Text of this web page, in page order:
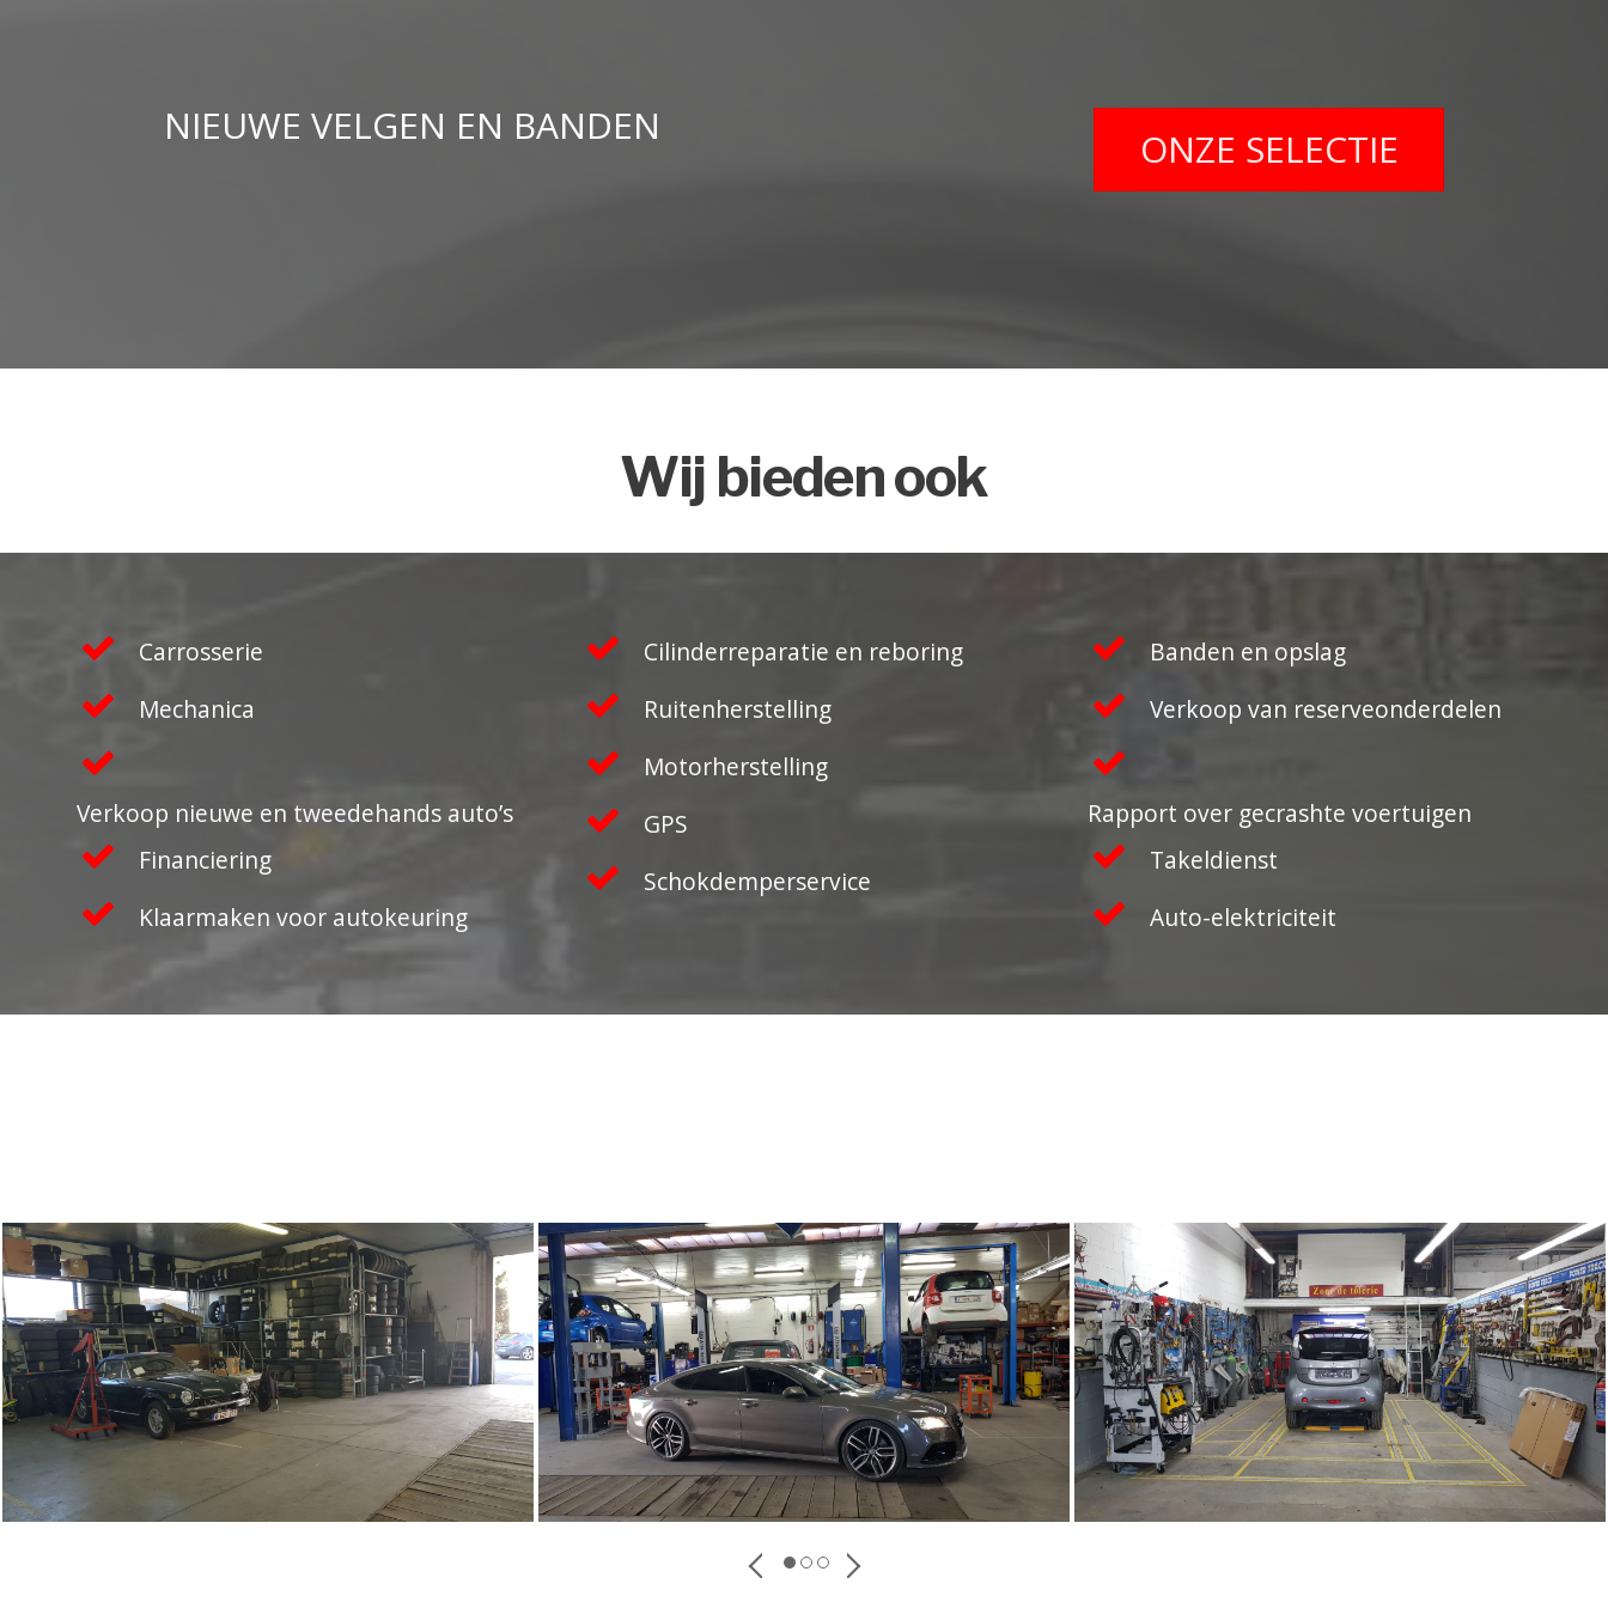
NIEUWE VELGEN EN BANDEN ONZE SELECTIE
Wij bieden ook
Carrosserie
Mechanica
Verkoop nieuwe en tweedehands auto’s
Financiering
Klaarmaken voor autokeuring
Cilinderreparatie en reboring
Ruitenherstelling
Motorherstelling
GPS
Schokdemperservice
Banden en opslag
Verkoop van reserveonderdelen
Rapport over gecrashte voertuigen
Takeldienst
Auto-elektriciteit